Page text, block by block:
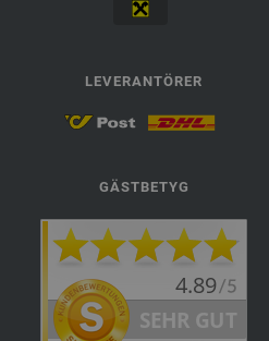
LEVERANTÖRER
GÄSTBETYG